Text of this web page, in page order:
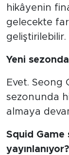
hikâyenin
gelecekte
geliştirilebilir.
Yeni
Evet. Seong
sezonunda
almaya
Squid Game
yayınlanıyor?